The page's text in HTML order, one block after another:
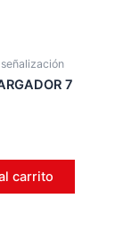
7
carrito